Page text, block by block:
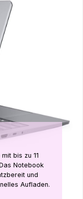
bis zu 11
Notebook
und
Aufladen.